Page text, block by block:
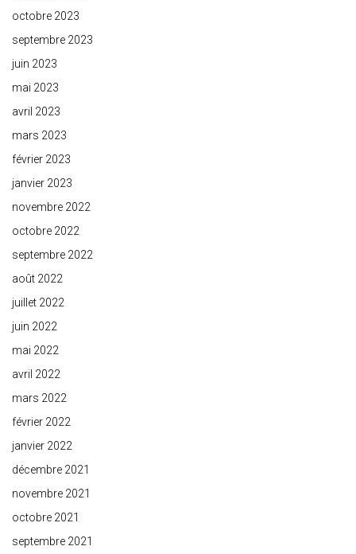
octobre 2023
septembre 2023
juin 2023
mai 2023
avril 2023
mars 2023
février 2023
janvier 2023
novembre 2022
octobre 2022
septembre 2022
août 2022
juillet 2022
juin 2022
mai 2022
avril 2022
mars 2022
février 2022
janvier 2022
décembre 2021
novembre 2021
octobre 2021
septembre 2021